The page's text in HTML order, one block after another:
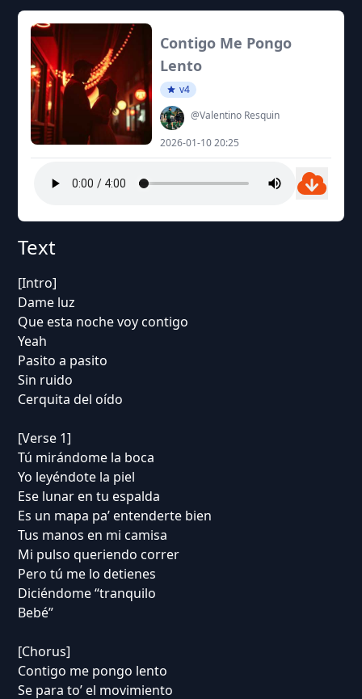
Contigo Me Pongo
Lento
v4
@Valentino Resquin
2026-01-10 20:25
Text
[Intro]
Dame luz
Que esta noche voy contigo
Yeah
Pasito a pasito
Sin ruido
Cerquita del oído
[Verse 1]
Tú mirándome la boca
Yo leyéndote la piel
Ese lunar en tu espalda
Es un mapa pa’ entenderte bien
Tus manos en mi camisa
Mi pulso queriendo correr
Pero tú me lo detienes
Diciéndome “tranquilo
Bebé”
[Chorus]
Contigo me pongo lento
Se para to’ el movimiento